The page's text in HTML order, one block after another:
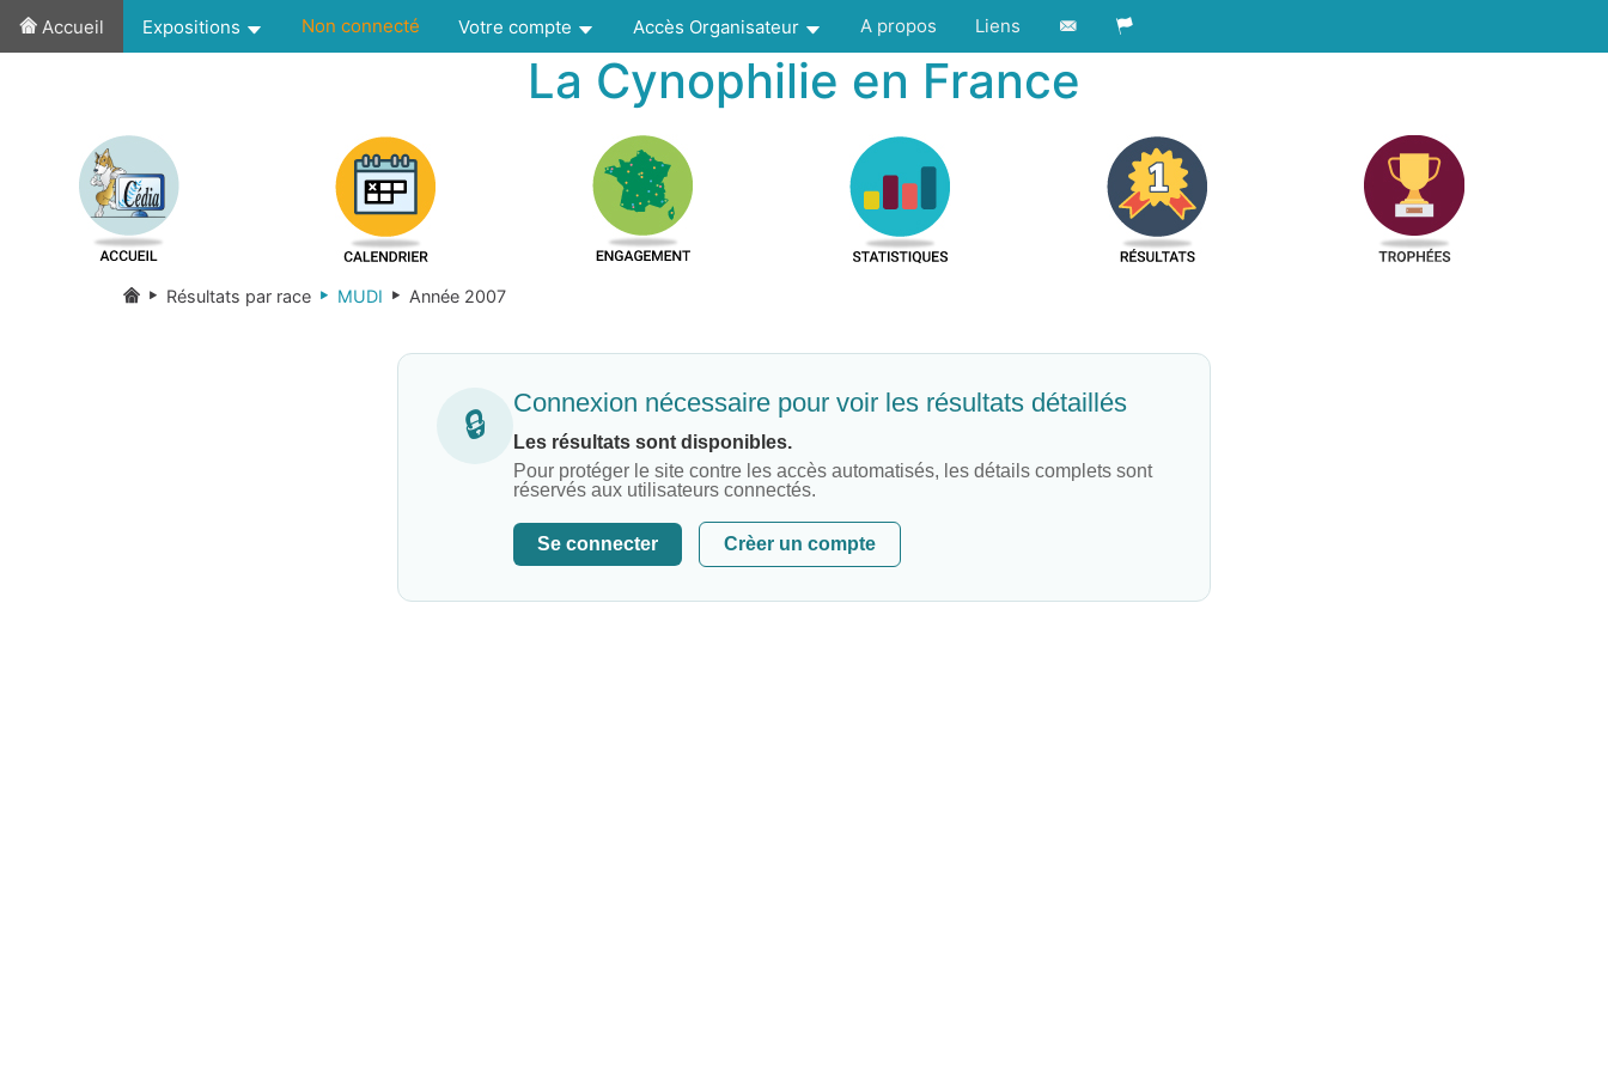
Accueil Expositions Non connecté Votre compte Accès Organisateur A propos Liens
La Cynophilie en France
Résultats par race MUDI Année 2007
🔒
Connexion nécessaire pour voir les résultats détaillés
Les résultats sont disponibles.
Pour protéger le site contre les accès automatisés, les détails complets sont
réservés aux utilisateurs connectés.
Se connecter Crèer un compte